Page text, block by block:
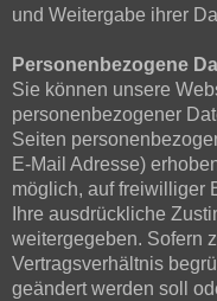
und Weitergabe ihrer
Personenbezogene
Sie können unsere
personenbezogener
Seiten
E-Mail Adresse)
möglich, auf freiwilliger
Ihre ausdrückliche
weitergegeben. Sofern
Vertragsverhältnis
geändert werden soll